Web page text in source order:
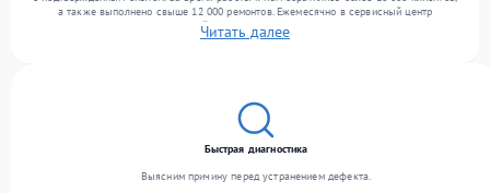
а также выполнено свыше 12 000 ремонтов. Ежемесячно в сервисный центр
поступает более 300 обращений, включая , , . Мы работаем с широким спектром
неисправностей и обеспечиваем надежный результат благодаря использованию
Читать далее
Быстрая диагностика
Выясним причину перед устранением дефекта.